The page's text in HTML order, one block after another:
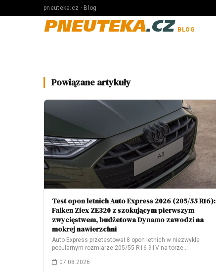
pneuteka.cz · Blog
PNEUTEKA.CZ BLOG
Powiązane artykuły
Test opon letnich Auto Express 2026 (205/55 R16):
Falken Ziex ZE320 z szokującym pierwszym
zwycięstwem, budżetowa Dynamo zawodzi na
mokrej nawierzchni
Auto Express przetestował 8 opon letnich w niezwykle
popularnym rozmiarze 205/55 R16 91V na torze…
07.08.2026